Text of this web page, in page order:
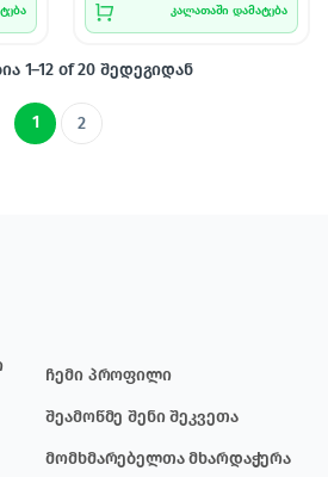
კალათაში დამატება
1–12 of 20 შედეგიდან
1 2
ჩემი პროფილი
შეამოწმე შენი შეკვეთა
მომხმარებელთა მხარდაჭერა